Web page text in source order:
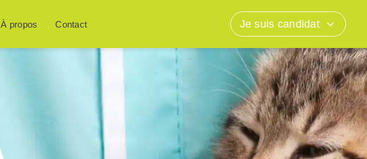
À propos Contact Je suis candidat